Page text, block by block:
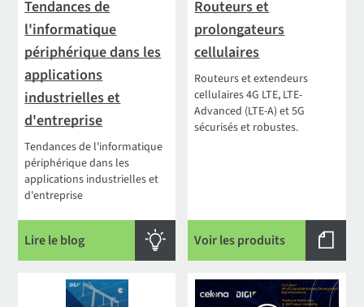
Tendances de
l'informatique
périphérique dans les
applications
industrielles et
d'entreprise
Tendances de l'informatique
périphérique dans les
applications industrielles et
d'entreprise
Lire le blog
Routeurs et
prolongateurs
cellulaires
Routeurs et extendeurs
cellulaires 4G LTE, LTE-
Advanced (LTE-A) et 5G
sécurisés et robustes.
Voir les produits